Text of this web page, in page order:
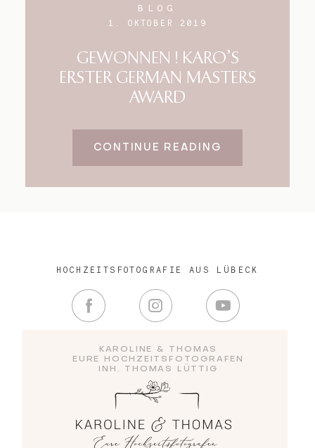
BLOG
1. OKTOBER 2019
GEWONNEN ! KARO’S
ERSTER GERMAN MASTERS
AWARD
CONTINUE READING
KAROLINE & THOMAS
EURE HOCHZEITSFOTOGRAFEN
INH. THOMAS LÜTTIG
HOCHZEITSFOTOGRAFIE AUS LÜBECK